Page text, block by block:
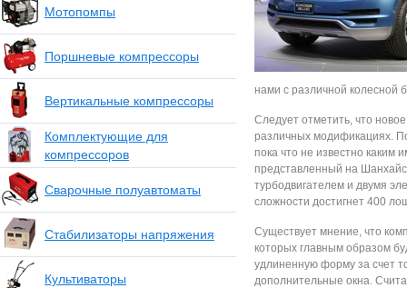
Мотопомпы
Поршневые компрессоры
Вертикальные компрессоры
Комплектующие для
компрессоров
Сварочные полуавтоматы
Стабилизаторы напряжения
Культиваторы
нами с различной колесной
Следует отметить, что
различных модификациях.
пока что не известно каким
представленный на
турбодвигателем и двумя
сложности достигнет 400
Существует мнение, что
которых главным образом
удлиненную форму за счет
дополнительные окна.